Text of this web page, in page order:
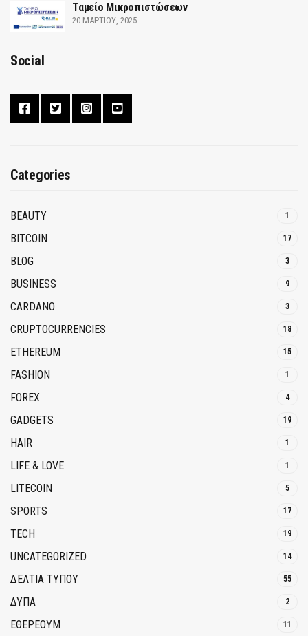
Ταμείο Μικροπιστώσεων
20 ΜΑΡΤΊΟΥ, 2025
Social
Categories
BEAUTY 1
BITCOIN 17
BLOG 3
BUSINESS 9
CARDANO 3
CRUPTOCURRENCIES 18
ETHEREUM 15
FASHION 1
FOREX 4
GADGETS 19
HAIR 1
LIFE & LOVE 1
LITECOIN 5
SPORTS 17
TECH 19
UNCATEGORIZED 14
ΔΕΛΤΙΑ ΤΥΠΟΥ 55
ΔΥΠΑ 2
ΕΘΈΡΕΟΥΜ 11